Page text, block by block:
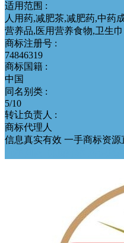
适用范围 :
人用药,减肥茶,减肥药,中药
营养品,医用营养食物,卫生巾
商标注册号 :
74846319
商标国籍 :
中国
同名别类 :
5/10
转让负责人 :
商标代理人
信息真实有效 一手商标资